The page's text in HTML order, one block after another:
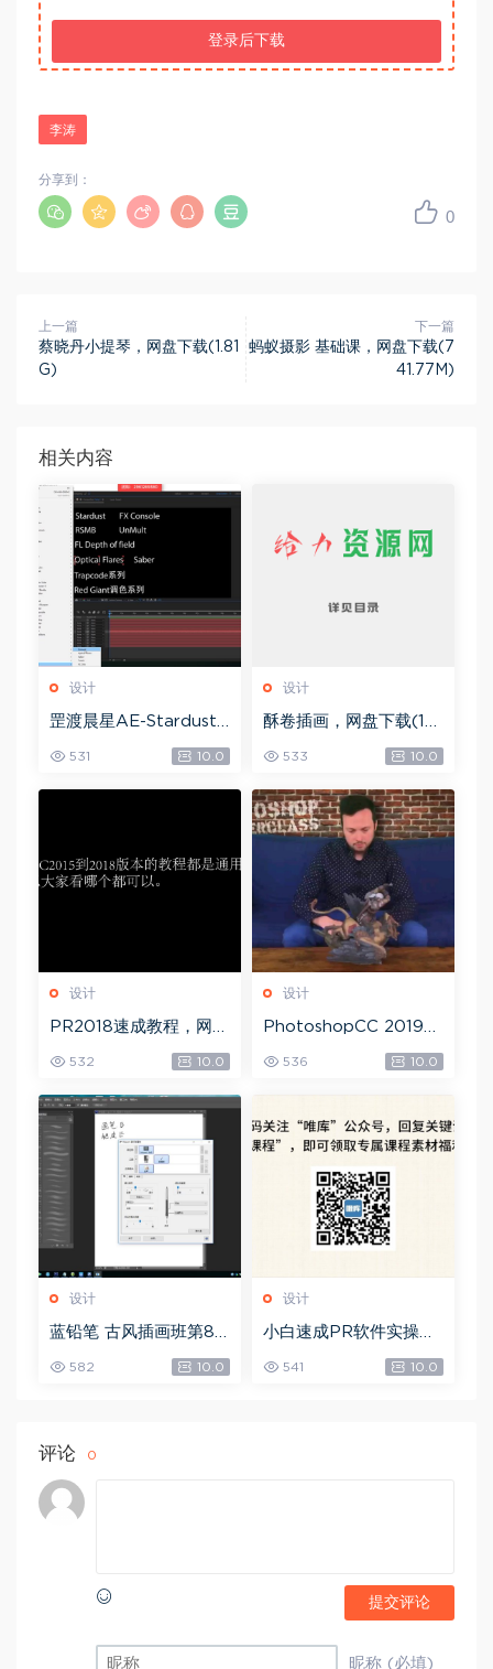
登录后下载
李涛
0
分享到：
上一篇
蔡晓丹小提琴，网盘下载(1.81
G)
下一篇
蚂蚁摄影 基础课，网盘下载(7
41.77M)
相关内容
设计
罡渡晨星AE-Stardust
星尘粒子教程教学,共22
8节全套AE综合基础，
网盘下载(172.73G)
531 10.0
设计
酥卷插画，网盘下载(15.
533 10.0
设计
PR2018速成教程，网盘
532 10.0
设计
PhotoshopCC 2019
大师课，网盘下载(5.71
G)
536 10.0
设计
蓝铅笔 古风插画班第8
期，网盘下载(10.90G)
582 10.0
设计
小白速成PR软件实操：
20节短视频赚钱课，教
你月入过万（完结），
541 10.0
评论 0
提交评论
昵称 (必填)